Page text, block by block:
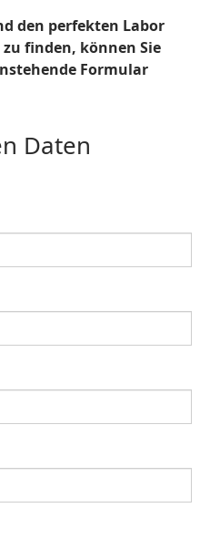
den perfekten Labor
finden, können Sie
Formular
Daten